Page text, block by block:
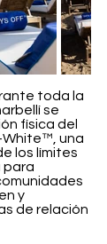
toda la
se
física del
una
los límites
para
y
de relación